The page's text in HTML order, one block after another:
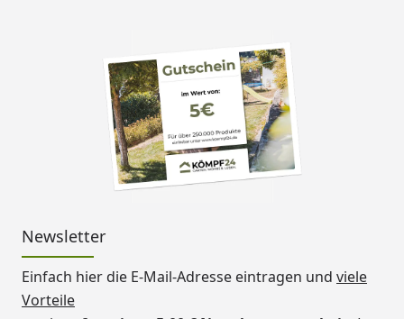
Newsletter
Einfach hier die E-Mail-Adresse eintragen und viele
Vorteile